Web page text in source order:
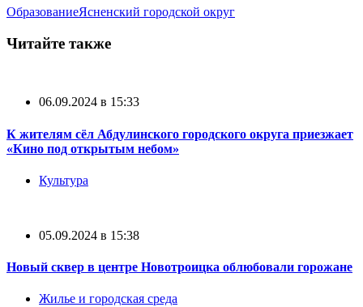
ОбразованиеЯсненский городской округ
Читайте также
06.09.2024 в 15:33
К жителям сёл Абдулинского городского округа приезжает
«Кино под открытым небом»
Культура
05.09.2024 в 15:38
Новый сквер в центре Новотроицка облюбовали горожане
Жилье и городская среда